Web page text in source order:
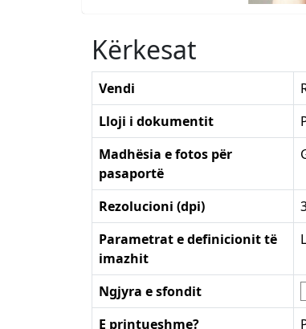
Kërkesat
Vendi
Lloji i dokumentit
Madhësia e fotos për
pasaportë
Rezolucioni (dpi)
Parametrat e definicionit të
imazhit
Ngjyra e sfondit
E printueshme?